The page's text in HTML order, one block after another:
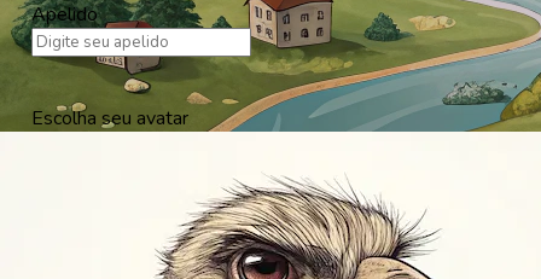
Apelido
Escolha seu avatar